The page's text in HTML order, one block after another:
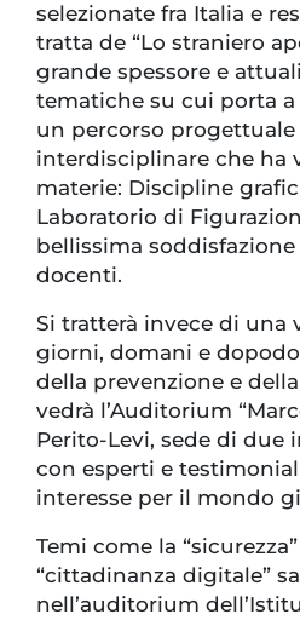
selezionate fra Italia e
tratta de “Lo straniero
grande spessore e
tematiche su cui porta
un percorso
interdisciplinare che ha
materie: Discipline
Laboratorio di
bellissima
docenti.
Si tratterà invece di una
giorni, domani e
della prevenzione e
vedrà l’Auditorium
Perito-Levi, sede di
con esperti e
interesse per il mondo
Temi come la
“cittadinanza digitale”
nell’auditorium